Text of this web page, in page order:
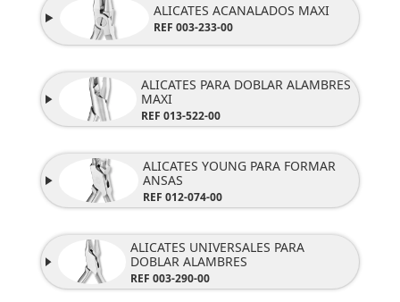
ALICATES ACANALADOS MAXI
REF 003-233-00
ALICATES PARA DOBLAR ALAMBRES
MAXI
REF 013-522-00
ALICATES YOUNG PARA FORMAR
ANSAS
REF012-074-00
ALICATES UNIVERSALES PARA
DOBLAR ALAMBRES
REF 003-290-00